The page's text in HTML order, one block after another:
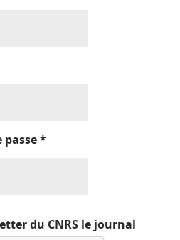
passe*
du CNRS le journal